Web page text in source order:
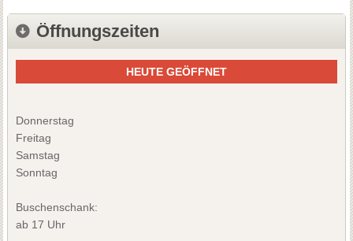
Öffnungszeiten
HEUTE GEÖFFNET
Donnerstag
Freitag
Samstag
Sonntag
Buschenschank:
ab 17 Uhr